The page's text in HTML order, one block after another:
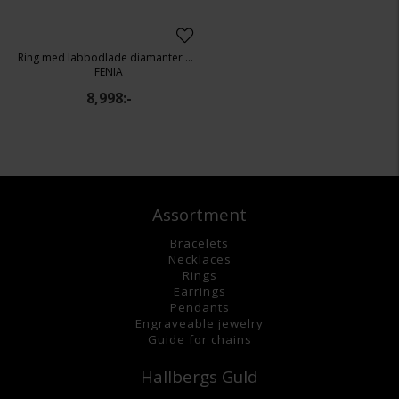
Ring med labbodlade diamanter Capella
FENIA
8,998:-
Assortment
Bracelets
Necklaces
Rings
Earrings
Pendants
Engraveable jewelry
Guide for chains
Hallbergs Guld